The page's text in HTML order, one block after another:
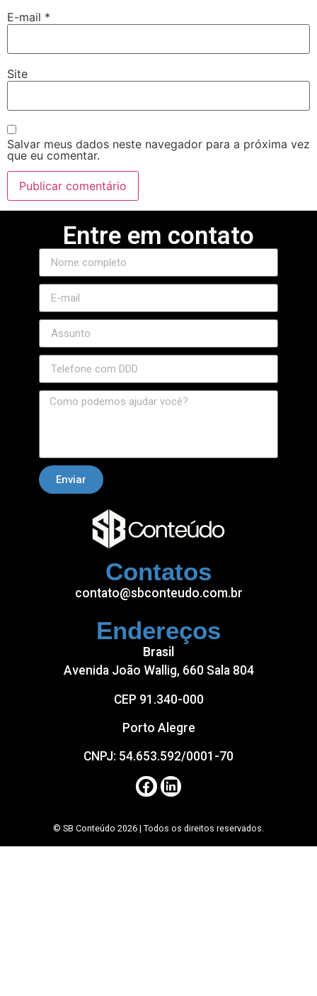
E-mail *
Site
Salvar meus dados neste navegador para a próxima vez
que eu comentar.
Contatos
contato@sbconteudo.com.br
Endereços
Brasil
Avenida João Wallig, 660 Sala 804
CEP 91.340-000
Porto Alegre
CNPJ: 54.653.592/0001-70
Entre em contato
Enviar
© SB Conteúdo 2026 | Todos os direitos reservados.